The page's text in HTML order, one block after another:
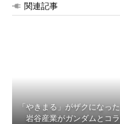
関連記事
「やきまる」がザクになっ
岩谷産業がガンダムとコ